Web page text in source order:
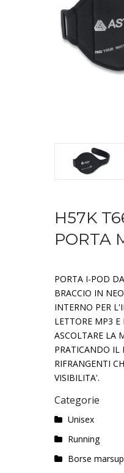
H57K
PORTA
PORTA I-POD
BRACCIO IN
INTERNO PER
LETTORE MP3 E
ASCOLTARE LA
PRATICANDO IL
RIFRANGENTI
VISIBILITA'.
Categorie
Unisex
Running
Borse